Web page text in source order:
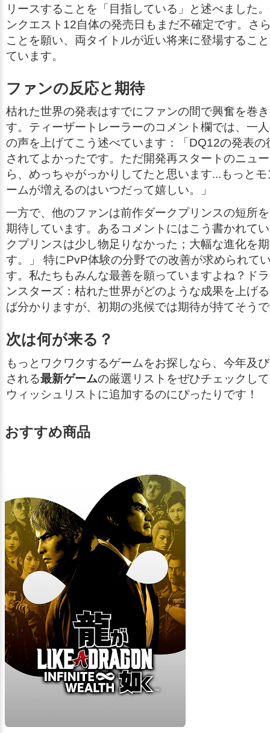
リースすることを「目指している」と述べました
ンクエスト12自体の発売日もまだ不確定です。さ
ことを願い、両タイトルが近い将来に登場するこ
ています。
ファンの反応と期待
枯れた世界の発表はすでにファンの間で興奮を巻
す。ティーザートレーラーのコメント欄では、一
の声を上げてこう述べています：
「DQ12の発表
されてよかったです。ただ開発再スタートのニュ
ら、めっちゃがっかりしてたと思います...もっと
ームが増えるのはいつだって嬉しい。」
一方で、他のファンは前作ダークプリンスの短所
期待しています。あるコメントにはこう書かれて
クプリンスは少し物足りなかった；大幅な進化を
す。」
特にPvP体験の分野での改善が求められて
す。私たちもみんな最善を願っていますよね？ ド
ンスターズ：枯れた世界がどのような成果を上げ
ば分かりますが、初期の兆候では期待が持てそう
次は何が来る？
もっとワクワクするゲームをお探しなら、今年及
される最新ゲームの厳選リストをぜひチェックし
ウィッシュリストに追加するのにぴったりです！
おすすめ商品